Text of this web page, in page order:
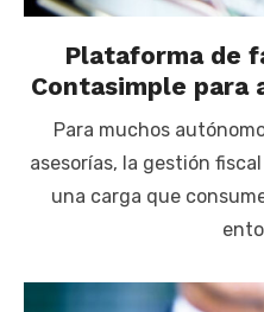
Plataforma de
Contasimple para
Para muchos
asesorías, la gestión
una carga que